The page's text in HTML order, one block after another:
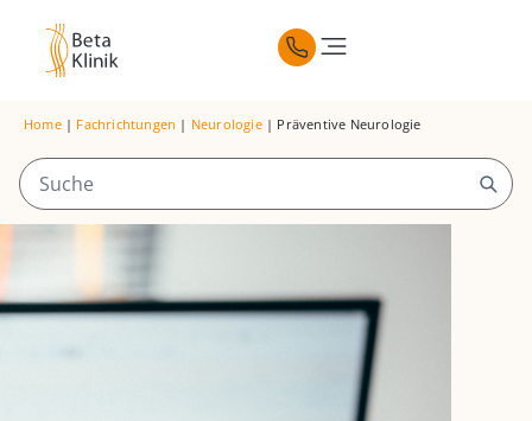
Home| Fachrichtungen | Neurologie| Präventive Neurologie